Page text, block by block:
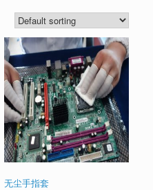
无尘手指套